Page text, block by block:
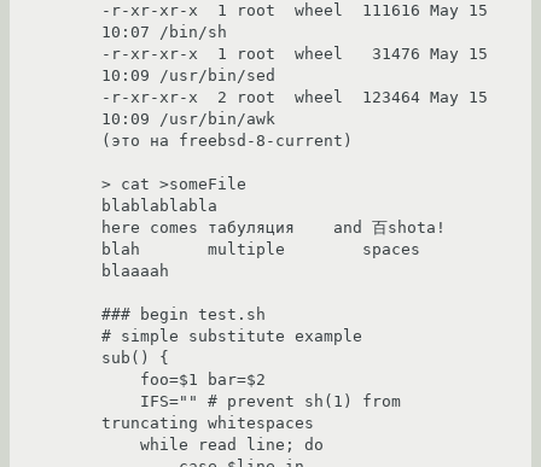
-r-xr-xr-x  1 root  wheel  111616 May 15
10:07 /bin/sh
-r-xr-xr-x  1 root  wheel   31476 May 15
10:09 /usr/bin/sed
-r-xr-xr-x  2 root  wheel  123464 May 15
10:09 /usr/bin/awk
(это на freebsd-8-current)
> cat >someFile
blablablabla
here comes табуляция	and 百shota!
blah       multiple        spaces
blaaaah
### begin test.sh
# simple substitute example
sub() {
truncating whitespaces